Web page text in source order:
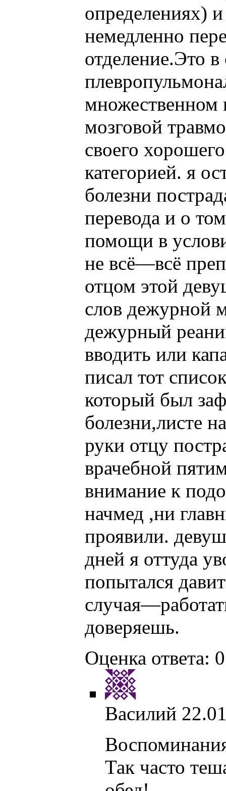
определениях)
немедленно
отделение.Это
множественном
мозговой
своего
категорией. я
болезни
перевода и о
помощи в
не всё—всё
отцом этой
слов дежурной
дежурный
вводить или
писал тот
который был
болезни,листе
руки отцу
врачебной
внимание к
начмед ,ни
проявили.
дней я оттуда
попытался
доверяешь.
Оценка ответа:
Василий
Так часто